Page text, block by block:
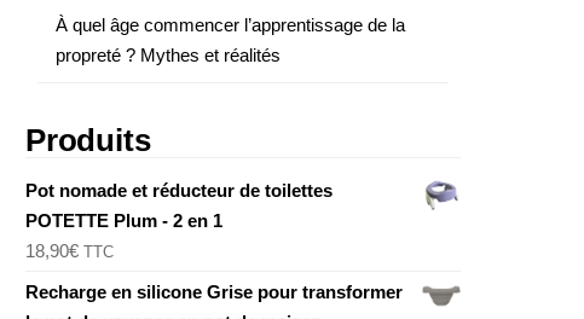
À quel âge commencer l’apprentissage de la
propreté ? Mythes et réalités
Produits
Pot nomade et réducteur de toilettes
POTETTE Plum - 2 en 1
18,90€ TTC
Recharge en silicone Grise pour transformer